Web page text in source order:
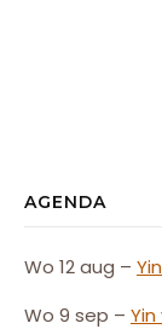
AGENDA
Wo 12 aug –
Wo 9 sep –